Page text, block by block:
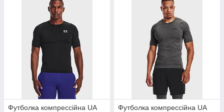
Футболка компрессійна UA
Футболка компрессійна UA